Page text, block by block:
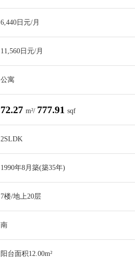
6,440日元/月
11,560日元/月
公寓
72.27 m²/ 777.91 sqf
2SLDK
1990年8月築(築35年)
7楼/地上20层
南
阳台面积12.00m²